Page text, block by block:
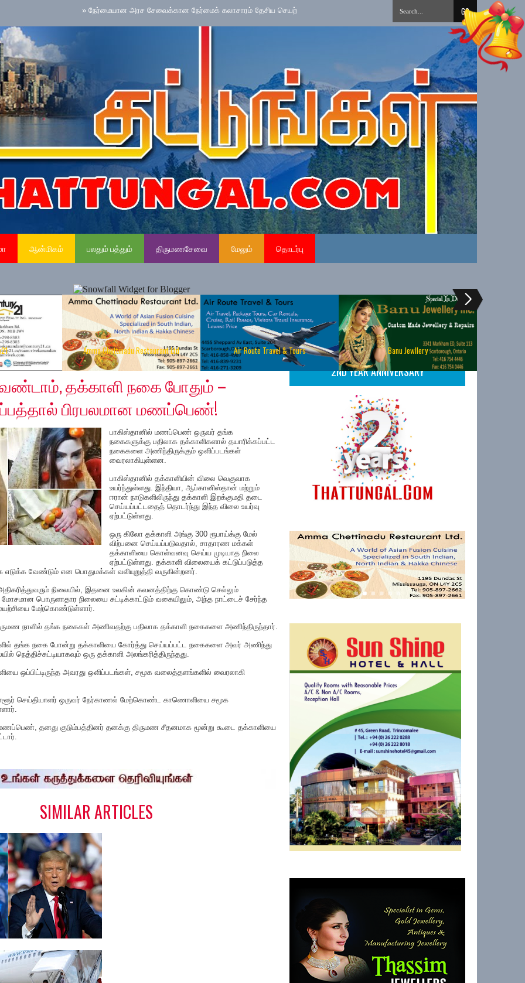
நேர்மையான அரச சேவைக்கான நேர்மைக் கலாசாரம் தேசிய செயற்பாட்டை நடைமுறைப்படுத்தல் தமிழ் சிங்கள சித்திரை புதுவருட கலை,
ஆன்மிகம் பலதும் பத்தும் திருமணசேவை மேலும் தொடர்பு
Amma Chettinadu Restaurant Ltd Air Route Travel & Tours Banu Jewllery
2019
தக்காளி நகை போதும் –
பிரபலமான மணப்பெண்!
பாகிஸ்தானில் மணப்பெண் ஒருவர் தங்க
நகைகளுக்கு பதிலாக தக்காளிகளால் தயாரிக்கப்பட்ட
நகைகளை அணிந்திருக்கும் ஔிப்படங்கள்
வைரலாகியுள்ளன.
பாகிஸ்தானில் தக்காளியின் விலை வெகுவாக
உயர்ந்துள்ளது. இந்தியா, ஆப்கானிஸ்தான் மற்றும்
ஈரான் நாடுகளிலிருந்து தக்காளி இறக்குமதி தடை
செய்யப்பட்டதைத் தொடர்ந்து இந்த விலை உயர்வு
ஏற்பட்டுள்ளது.
ஒரு கிலோ தக்காளி அங்கு 300 ரூபாய்க்கு மேல்
விற்பனை செய்யப்படுவதால், சாதாரண மக்கள்
தக்காளியை கொள்வனவு செய்ய முடியாத நிலை
ஏற்பட்டுள்ளது. தக்காளி விலையைக் கட்டுப்படுத்த
எடுக்க வேண்டும் என பொதுமக்கள் வலியுறுத்தி வருகின்றனர்.
நிலையில், இதனை உலகின் கவனத்திற்கு கொண்டு செல்லும்
பொருளாதார நிலையை சுட்டிக்காட்டும் வகையிலும், அந்த நாட்டைச் சேர்ந்த
மேற்கொண்டுள்ளார்.
நாளில் தங்க நகைகள் அணிவதற்கு பதிலாக தக்காளி நகைகளை அணிந்திருந்தார்.
தங்க நகை போன்று தக்காளியை கோர்த்து செய்யப்பட்ட நகைகளை அவர் அணிந்து
நெத்திச்சுட்டியாகவும் ஒரு தக்காளி அலங்கரித்திருந்தது.
ஒப்பிட்டிருந்த அவரது ஔிப்படங்கள், சமூக வலைத்தளங்களில் வைரலாகி
செய்தியாளர் ஒருவர் நேர்காணல் மேற்கொண்ட காணொளியை சமூக
தனது குடும்பத்தினர் தனக்கு திருமண சீதனமாக மூன்று கூடை தக்காளியை
SIMILAR ARTICLES
2ND YEAR ANNIVERSARY